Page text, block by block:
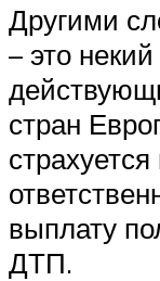
Другими
– это
стран
выплату
ДТП.